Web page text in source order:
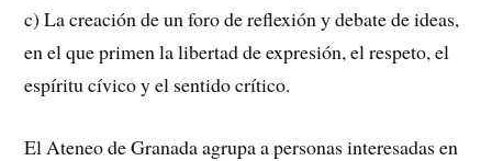
c) La creación de un foro de reflexión y debate de ideas,
en el que primen la libertad de expresión, el respeto, el
espíritu cívico y el sentido crítico.
El Ateneo de Granada agrupa a personas interesadas en